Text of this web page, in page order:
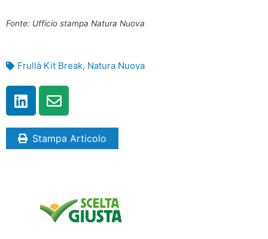
Fonte: Ufficio stampa Natura Nuova
Frullà Kit Break, Natura Nuova
Stampa Articolo